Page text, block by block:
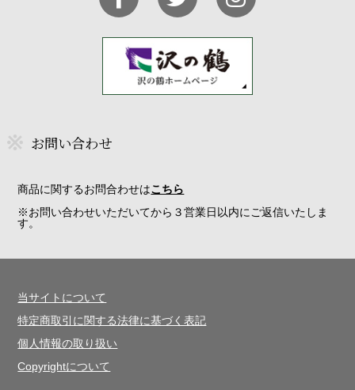
お問い合わせ
商品に関するお問合わせはこちら
※お問い合わせいただいてから３営業日以内にご返信いたしま
す。
当サイトについて
特定商取引に関する法律に基づく表記
個人情報の取り扱い
Copyrightについて